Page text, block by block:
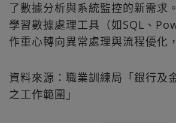
了數據分析與系統監控的新需求
學習數據處理工具（如SQL、
作重心轉向異常處理與流程優化
資料來源：職業訓練局「銀行及
之工作範圍」